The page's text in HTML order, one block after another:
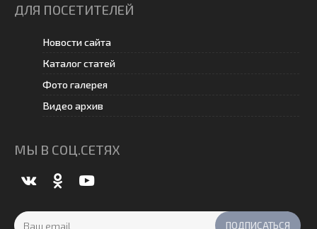
ДЛЯ ПОСЕТИТЕЛЕЙ
Новости сайта
Каталог статей
Фото галерея
Видео архив
МЫ В СОЦ.СЕТЯХ